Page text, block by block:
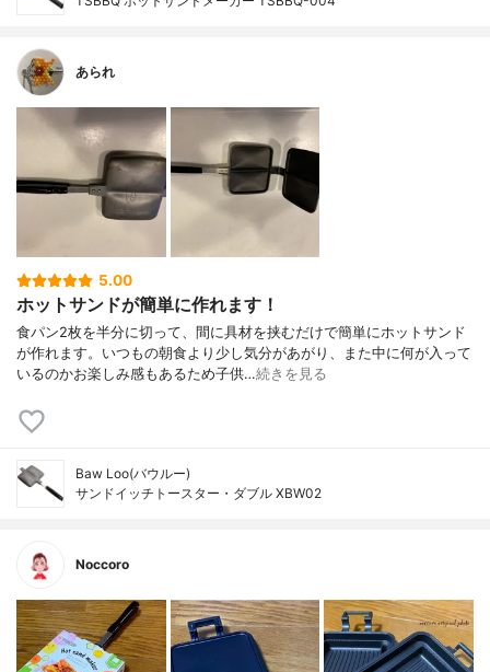
あられ
5.00
ホットサンドが簡単に作れます！
食パン2枚を半分に切って、間に具材を挟むだけで簡単にホットサンド
が作れます。いつもの朝食より少し気分があがり、また中に何が入って
いるのかお楽しみ感もあるため子供…続きを見る
Baw Loo(バウルー)
サンドイッチトースター・ダブル XBW02
Noccoro